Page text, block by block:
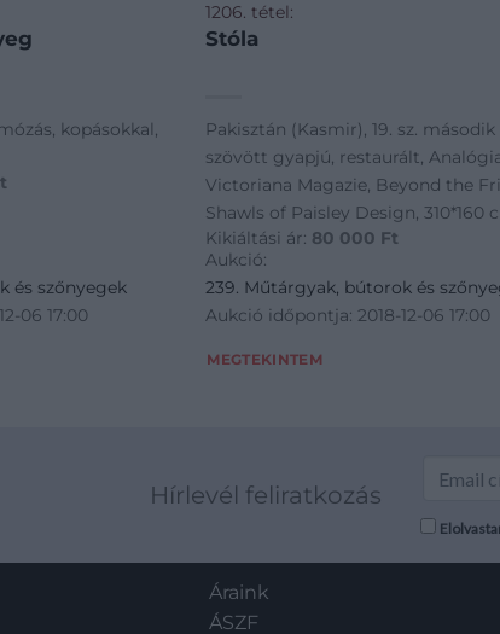
kopásokkal,
és szőnyegek
06 17:00
1206. tétel:
Stóla
Pakisztán (Kasmir), 19. sz. második
szövött gyapjú, restaurált,
Victoriana Magazie, Beyond the
Shawls of Paisley Design, 310*160
Kikiáltási ár: 80 000 Ft
Aukció:
239. Műtárgyak, bútorok és
Aukció időpontja: 2018-12-06 17:00
MEGTEKINTEM
Hírlevél feliratkozás
Áraink
ÁSZF